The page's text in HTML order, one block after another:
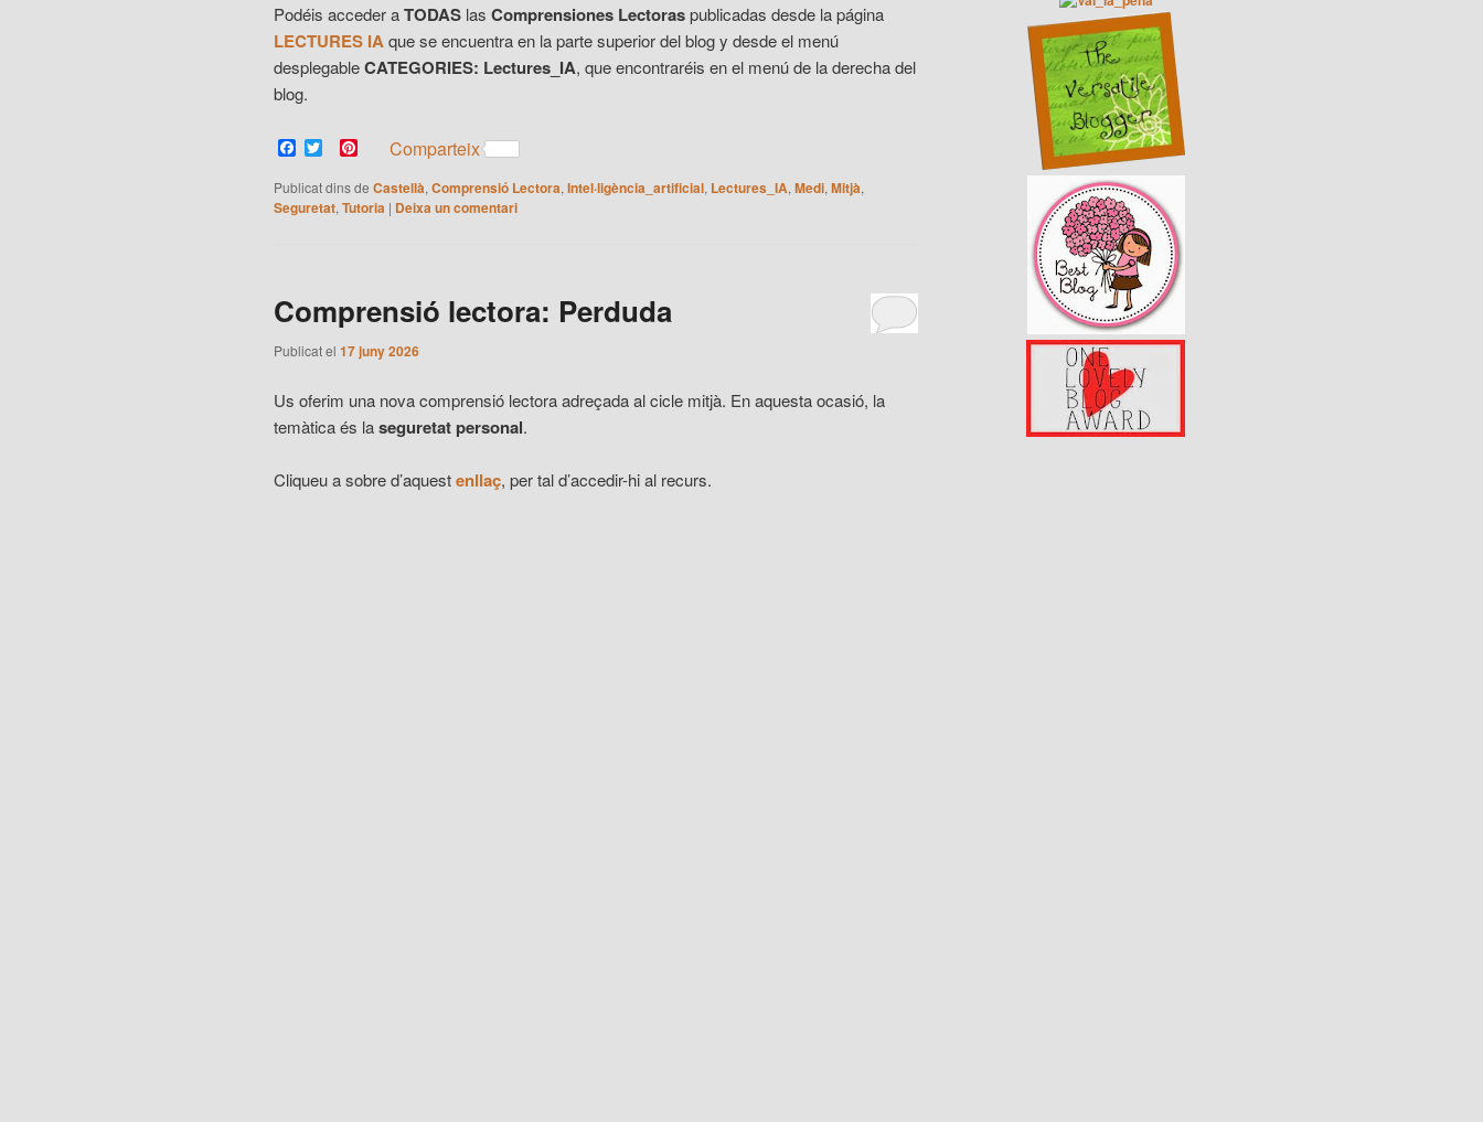
Podéis acceder aTODAS las Comprensiones Lectoraspublicadas desde la página
LECTURES IAque se encuentra en la parte superior del blog y desde el menú
desplegableCATEGORIES: Lectures_IA, que encontraréis en el menú de la derecha del
blog.
Facebook
Twitter Pinterest
Comparteix
Publicat dins de Castellà, Comprensió Lectora, Intel·ligència_artificial, Lectures_IA, Medi, Mitjà,
Seguretat, Tutoria | Deixa un comentari
Comprensió lectora: Perduda
Publicat el 17 juny 2026
Us oferim una nova comprensió lectora adreçada al cicle mitjà. En aquesta ocasió, la
temàtica és laseguretat personal.
Cliqueu a sobre d’aquestenllaç, per tal d’accedir-hi al recurs.